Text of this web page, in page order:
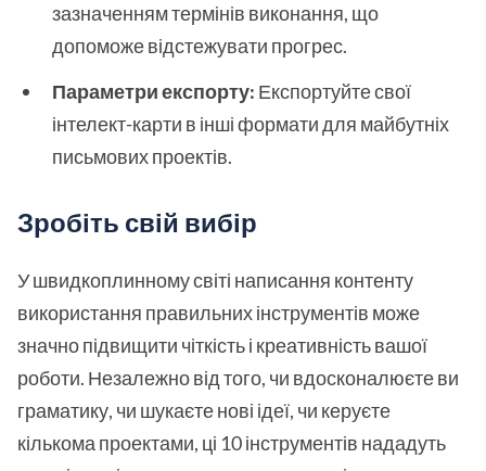
зазначенням термінів виконання, що
допоможе відстежувати прогрес.
Параметри експорту: Експортуйте свої
інтелект-карти в інші формати для майбутніх
письмових проектів.
Зробіть свій вибір
У швидкоплинному світі написання контенту
використання правильних інструментів може
значно підвищити чіткість і креативність вашої
роботи. Незалежно від того, чи вдосконалюєте ви
граматику, чи шукаєте нові ідеї, чи керуєте
кількома проектами, ці 10 інструментів нададуть